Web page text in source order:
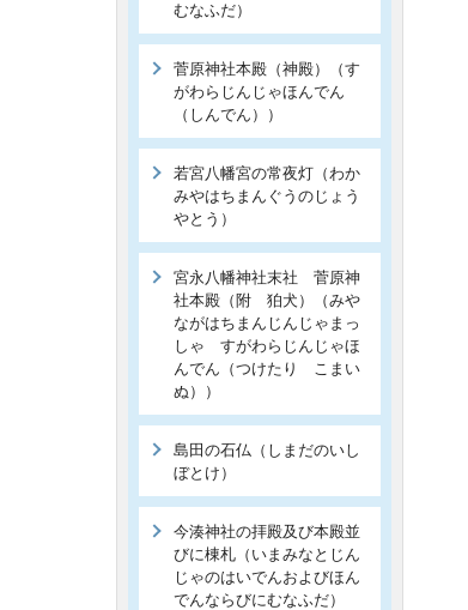
むなふだ）
菅原神社本殿（神殿）（す
がわらじんじゃほんでん
（しんでん））
若宮八幡宮の常夜灯（わか
みやはちまんぐうのじょう
やとう）
宮永八幡神社末社 菅原神
社本殿（附 狛犬）（みや
ながはちまんじんじゃまっ
しゃ すがわらじんじゃほ
んでん（つけたり こまい
ぬ））
島田の石仏（しまだのいし
ぼとけ）
今湊神社の拝殿及び本殿並
びに棟札（いまみなとじん
じゃのはいでんおよびほん
でんならびにむなふだ）